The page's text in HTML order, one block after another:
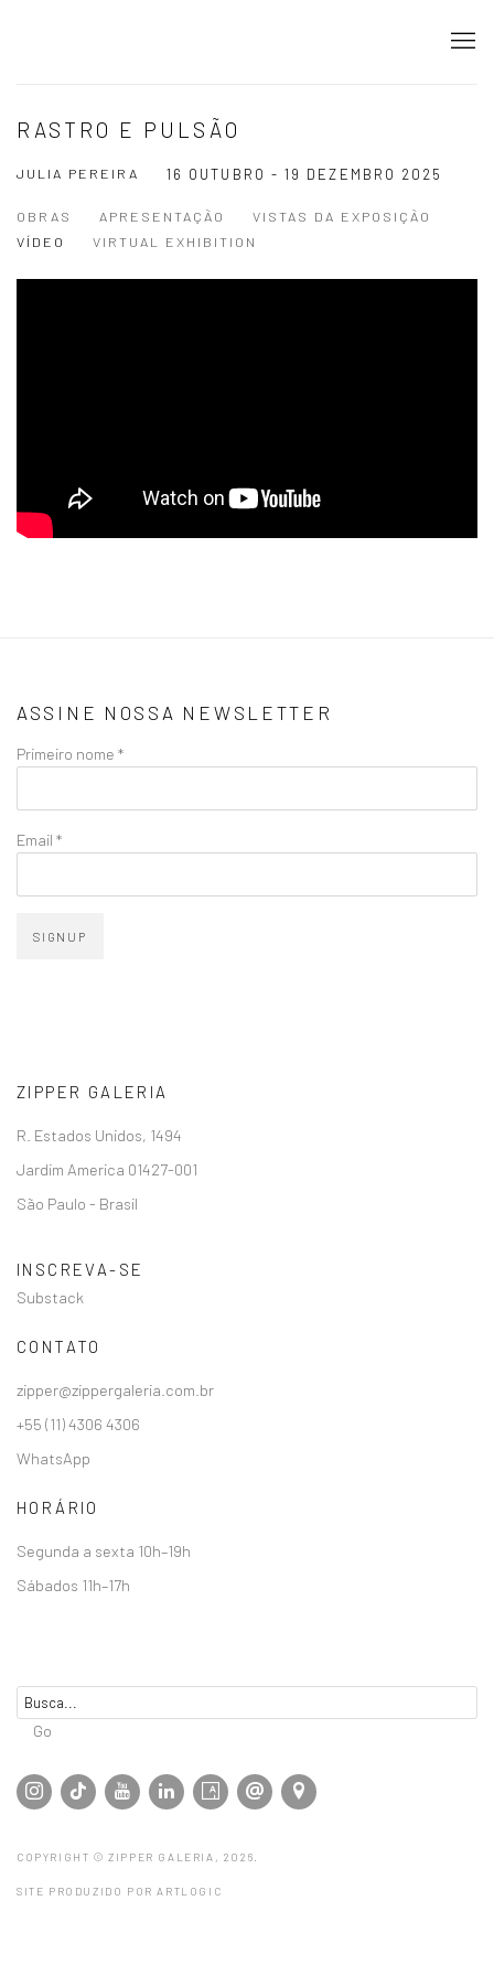
RASTRO E PULSÃO
JULIA PEREIRA 16 OUTUBRO - 19 DEZEMBRO 2025
OBRAS APRESENTAÇÃO
VISTAS DA EXPOSIÇÃO
VÍDEO
VIRTUAL EXHIBITION
ASSINE NOSSA NEWSLETTER
Primeiro nome *
Email *
SIGNUP
ZIPPER GALERIA
R. Estados Unidos, 1494
Jardim America 01427-001
São Paulo - Brasil
INSCREVA-SE
Substack
CONTATO
zipper@zippergaleria.com.br
+55 (11) 4306 4306
WhatsApp
HORÁRIO
Segunda a sexta 10h–19h
Sábados 11h–17h
Go
COPYRIGHT © ZIPPER GALERIA, 2026.
SITE PRODUZIDO POR ARTLOGIC